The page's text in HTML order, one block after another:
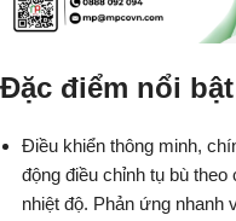
Đặc điểm nổi bật
Điều khiển thông minh,
động điều chỉnh tụ bù
nhiệt độ. Phản ứng nhanh